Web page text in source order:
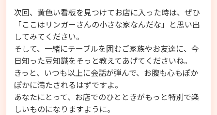
次回、黄色い看板を見つけてお店に入った時は、ぜひ
「ここはリンガーさんの小さな家なんだな」と思い出
してみてください。
そして、一緒にテーブルを囲むご家族やお友達に、今
日知った豆知識をそっと教えてあげてくださいね。
きっと、いつも以上に会話が弾んで、お腹も心もぽか
ぽかに満たされるはずですよ。
あなたにとって、お店でのひとときがもっと特別で楽
しいものになりますように。